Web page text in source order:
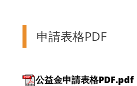
申請表格PDF
公益金申請表格PDF.pdf